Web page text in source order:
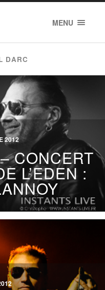
MENU
DARC
2012
CONCERT
L’EDEN :